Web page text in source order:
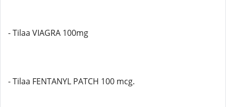
- Tilaa VIAGRA 100mg
- Tilaa FENTANYL PATCH 100 mcg.